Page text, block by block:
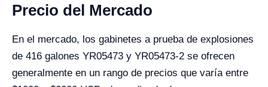
Precio del Mercado
En el mercado, los gabinetes a prueba de explosiones
de 416 galones YR05473 y YR05473-2 se ofrecen
generalmente en un rango de precios que varía entre